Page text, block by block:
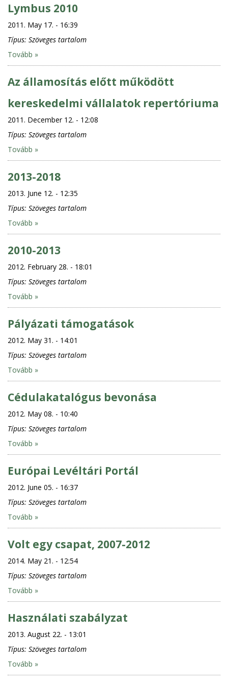
Lymbus 2010
2011. May 17. - 16:39
Típus: Szöveges tartalom
Tovább »
Az államosítás előtt működött
kereskedelmi vállalatok repertóriuma
2011. December 12. - 12:08
Típus: Szöveges tartalom
Tovább »
2013-2018
2013. June 12. - 12:35
Típus: Szöveges tartalom
Tovább »
2010-2013
2012. February 28. - 18:01
Típus: Szöveges tartalom
Tovább »
Pályázati támogatások
2012. May 31. - 14:01
Típus: Szöveges tartalom
Tovább »
Cédulakatalógus bevonása
2012. May 08. - 10:40
Típus: Szöveges tartalom
Tovább »
Európai Levéltári Portál
2012. June 05. - 16:37
Típus: Szöveges tartalom
Tovább »
Volt egy csapat, 2007-2012
2014. May 21. - 12:54
Típus: Szöveges tartalom
Tovább »
Használati szabályzat
2013. August 22. - 13:01
Típus: Szöveges tartalom
Tovább »